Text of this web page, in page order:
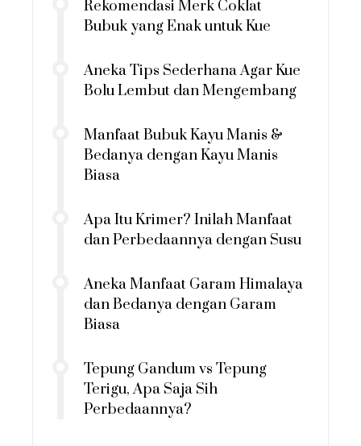
Rekomendasi Merk Coklat
Bubuk yang Enak untuk Kue
Aneka Tips Sederhana Agar Kue
Bolu Lembut dan Mengembang
Manfaat Bubuk Kayu Manis &
Bedanya dengan Kayu Manis
Biasa
Apa Itu Krimer? Inilah Manfaat
dan Perbedaannya dengan Susu
Aneka Manfaat Garam Himalaya
dan Bedanya dengan Garam
Biasa
Tepung Gandum vs Tepung
Terigu, Apa Saja Sih
Perbedaannya?